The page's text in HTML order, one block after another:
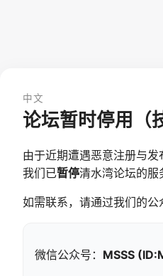
中文
论坛暂时停用（
由于近期遭遇恶意注册与发
我们已暂停清水湾论坛的服
如需联系，请通过我们的公
微信公众号： MSSS